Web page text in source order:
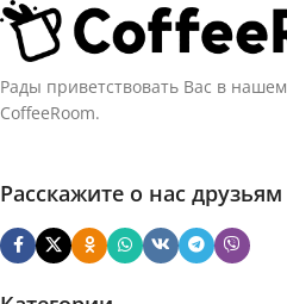
Рады приветствовать Вас в нашем
CoffeeRoom.
Расскажите о нас друзьям